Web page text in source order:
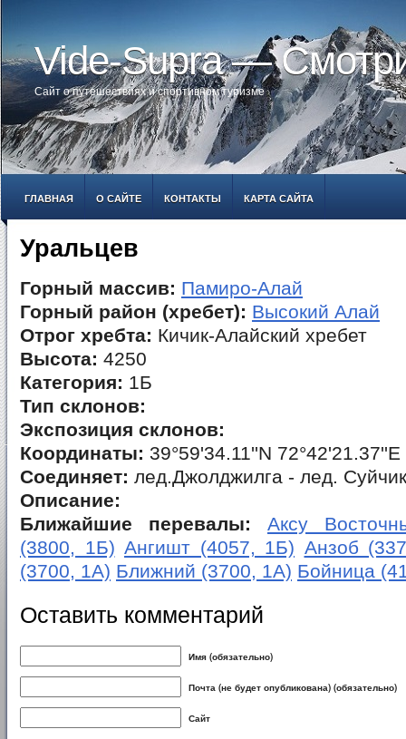
Vide-Supra —
Сайт о путешествиях и спортивном туризме
ГЛАВНАЯ О САЙТЕ КОНТАКТЫ КАРТА САЙТА
Уральцев
Горный массив: Памиро-Алай
Горный район (хребет): Высокий Алай
Отрог хребта: Кичик-Алайский хребет
Высота: 4250
Категория: 1Б
Тип склонов:
Экспозиция склонов:
Координаты: 39°59'34.11''N 72°42'21.37''E
Соединяет: лед.Джолджилга - лед.
Описание:
Ближайшие перевалы:
Аксу
(3800, 1Б) Ангишт (4057, 1Б) Анзоб
(3700, 1А) Ближний (3700, 1А) Бойница
Оставить комментарий
Имя (обязательно)
Почта (не будет опубликована) (обязательно)
Сайт